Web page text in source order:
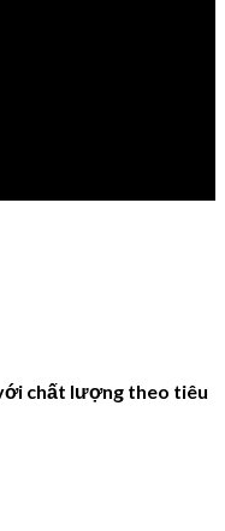
chất lượng theo tiêu